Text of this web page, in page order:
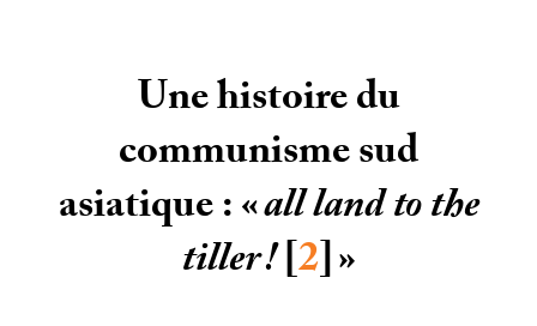
Une histoire du
communisme sud
asiatique : «all land to the
tiller![2]»